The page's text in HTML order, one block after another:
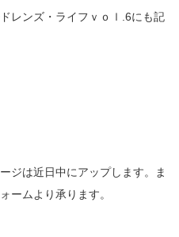
レンズ・ライフｖｏｌ.6にも記
ジは近日中にアップします。ま
ームより承ります。